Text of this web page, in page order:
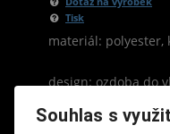
Tisk
materiál: polyester,
design: ozdoba do
opatřena jak
Souhlas s